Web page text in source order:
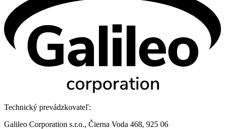
Technický prevádzkovateľ:
Galileo Corporation s.r.o., Čierna Voda 468, 925 06